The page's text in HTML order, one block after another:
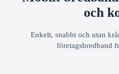
och
Enkelt, snabbt och utan
företagsbredband